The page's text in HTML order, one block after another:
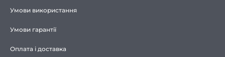
Умови використання
Умови гарантії
Оплата і доставка